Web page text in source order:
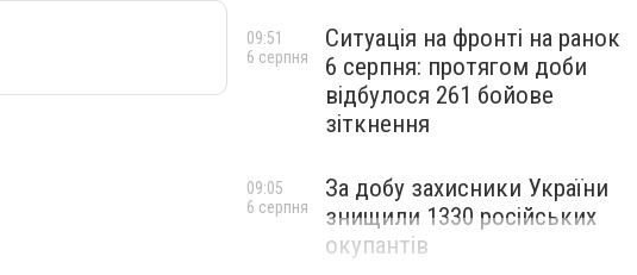
Ситуація на фронті на ранок
6 серпня: протягом доби
відбулося 261 бойове
зіткнення
09:51
6 серпня
За добу захисники України
знищили 1330 російських
окупантів
09:05
6 серпня